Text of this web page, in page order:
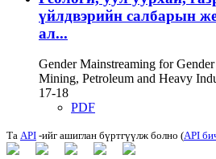
үйлдвэрийн салбарын
ал...
Gender Mainstreaming for
Mining, Petroleum and Heavy
17-18
PDF
Та API -ийг ашиглан бүртгүүлж болно (API